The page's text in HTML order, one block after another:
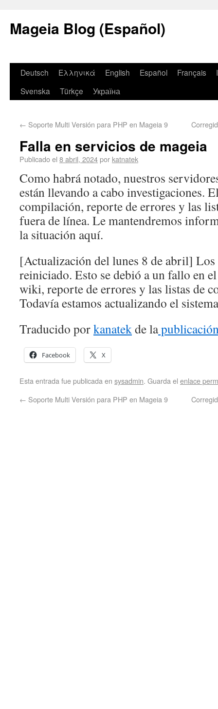
Mageia Blog (Español)
Deutsch Ελληνικά English Español Français
Svenska
Türkçe Україна
← Soporte Multi Versión para PHP en Mageia 9
Falla en servicios de mageia
Publicado el 8 abril, 2024por katnatek
Como habrá notado, nuestros
están llevando a cabo investigaciones.
compilación, reporte de errores y las
fuera de línea. Le mantendremos
la situación aquí.
[Actualización del lunes 8 de abril] Los
reiniciado. Esto se debió a un fallo en
wiki, reporte de errores y las listas de
Todavía estamos actualizando el
Traducido porkanatekde la
Facebook X
Esta entrada fue publicada en sysadmin. Guarda el enlace
← Soporte Multi Versión para PHP en Mageia 9